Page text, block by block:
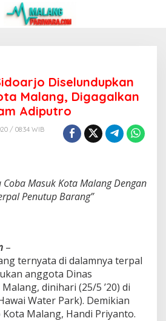
Diselundupkan
Malang, Digagalkan
Adiputro
/ 08:34 WIB
Masuk Kota Malang Dengan
Penutup Barang”
–
ternyata di dalamnya terpal
anggota Dinas
dinihari (25/5 ’20) di
Water Park). Demikian
Malang, Handi Priyanto.